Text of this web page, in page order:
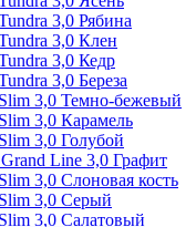
3,0 Рябина
3,0 Клен
3,0 Кедр
3,0 Береза
3,0 Темно-бежевый
3,0 Карамель
3,0 Голубой
Line 3,0 Графит
3,0 Слоновая кость
3,0 Серый
3,0 Салатовый